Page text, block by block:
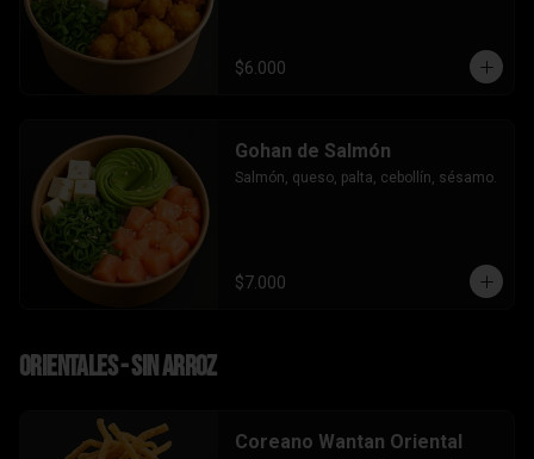
$6.000
Gohan de Salmón
Salmón, queso, palta, cebollín, sésamo.
$7.000
Orientales - sin arroz
Coreano Wantan Oriental